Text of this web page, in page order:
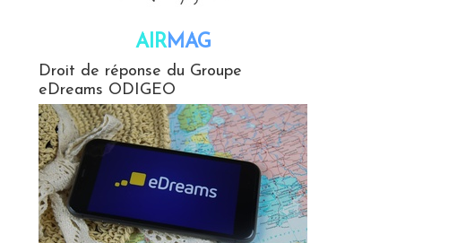
AIRMAG
Droit de réponse du Groupe
eDreams ODIGEO